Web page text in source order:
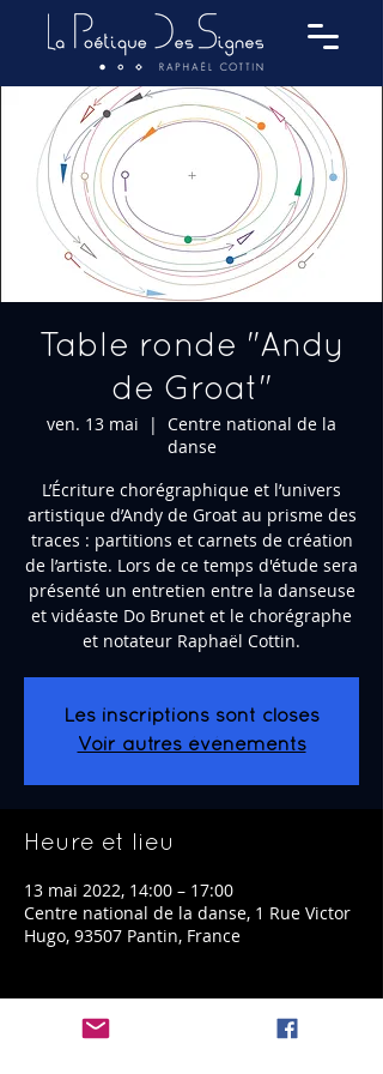
Table ronde "Andy
de Groat"
ven. 13 mai
  |
Centre national de la
danse
L’Écriture chorégraphique et l’univers
artistique d’Andy de Groat au prisme des
traces : partitions et carnets de création
de l’artiste. Lors de ce temps d'étude sera
présenté un entretien entre la danseuse
et vidéaste Do Brunet et le chorégraphe
et notateur Raphaël Cottin.
Les inscriptions sont closes
Voir autres événements
Heure et lieu
13 mai 2022, 14:00 – 17:00
Centre national de la danse, 1 Rue Victor
Hugo, 93507 Pantin, France